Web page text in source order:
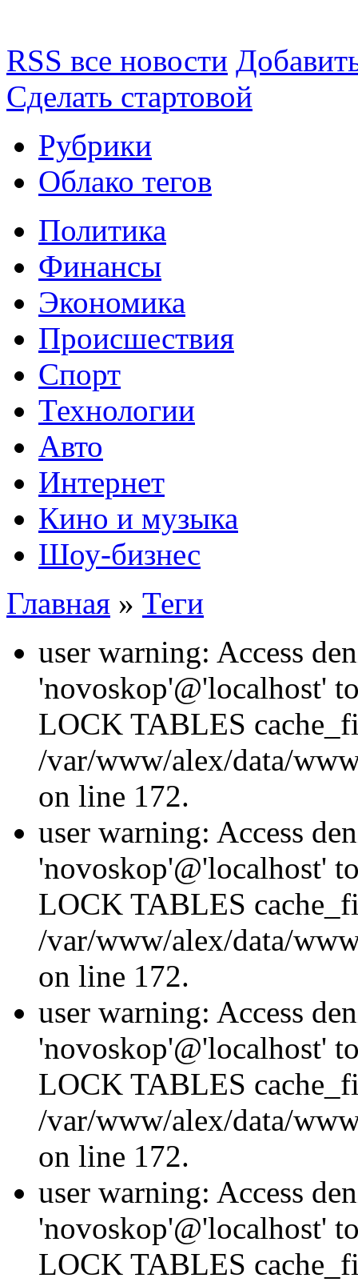
RSS все новости
Сделать стартовой
Рубрики
Облако тегов
Политика
Финансы
Экономика
Происшествия
Спорт
Технологии
Авто
Интернет
Кино и музыка
Шоу-бизнес
Главная » Теги
user warning: Access
'novoskop'@'localhost'
LOCK TABLES
/var/www/alex/data/
on line 172.
user warning: Access
'novoskop'@'localhost'
LOCK TABLES
/var/www/alex/data/
on line 172.
user warning: Access
'novoskop'@'localhost'
LOCK TABLES
/var/www/alex/data/
on line 172.
user warning: Access
'novoskop'@'localhost'
LOCK TABLES